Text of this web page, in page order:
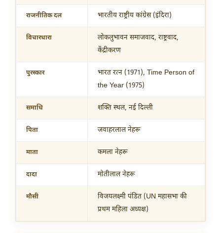
राजनीतिक दल भारतीय राष्ट्रीय कांग्रेस (इंदिरा)
विचारधारा
लोकलुभावन समाजवाद, राष्ट्रवाद,
केंद्रीकरण
पुरस्कार
भारत रत्न (1971), Time Person of
the Year (1975)
समाधि शक्ति स्थल, नई दिल्ली
पिता जवाहरलाल नेहरू
माता कमला नेहरू
दादा मोतीलाल नेहरू
मौसी
विजयलक्ष्मी पंडित (UN महासभा की
प्रथम महिला अध्यक्ष)